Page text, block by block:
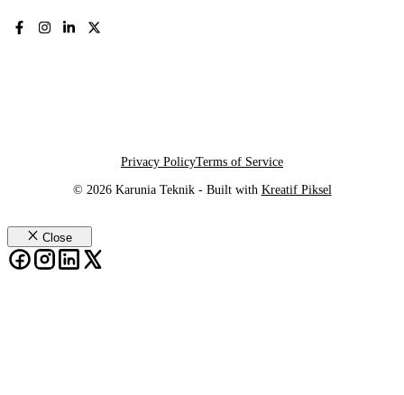
© 2026 Karunia Teknik - Built with Kreatif Piksel
Privacy PolicyTerms of Service
Close